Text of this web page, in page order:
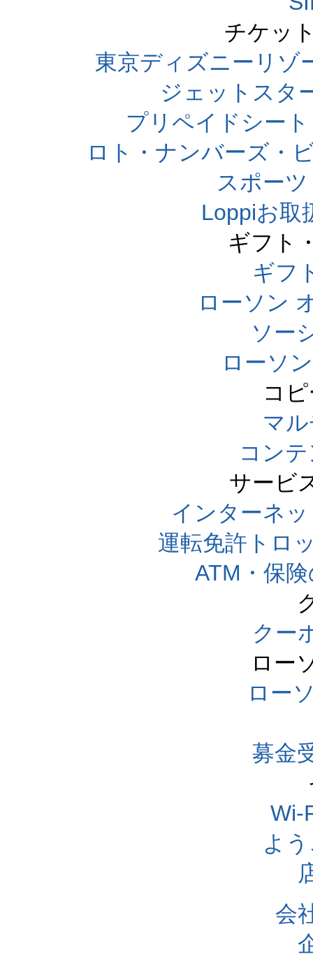
チケッ
東京ディズニーリゾ
ジェットスタ
プリペイドシー
ロト・ナンバーズ・
スポー
Loppiお取
ギフト
ギフ
ローソン
ソー
ローソ
コ
マ
コン
サービ
インターネ
運転免許トロ
ATM・保
クー
ロー
ロー
募金
Wi-
よ
会